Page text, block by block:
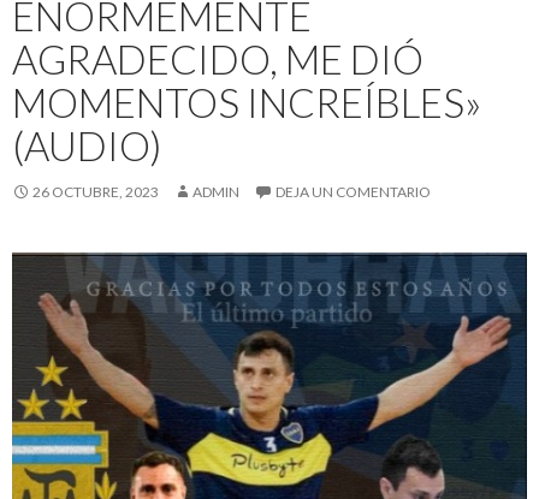
ENORMEMENTE
AGRADECIDO, ME DIÓ
MOMENTOS INCREÍBLES»
(AUDIO)
26 OCTUBRE, 2023 ADMIN DEJA UN COMENTARIO